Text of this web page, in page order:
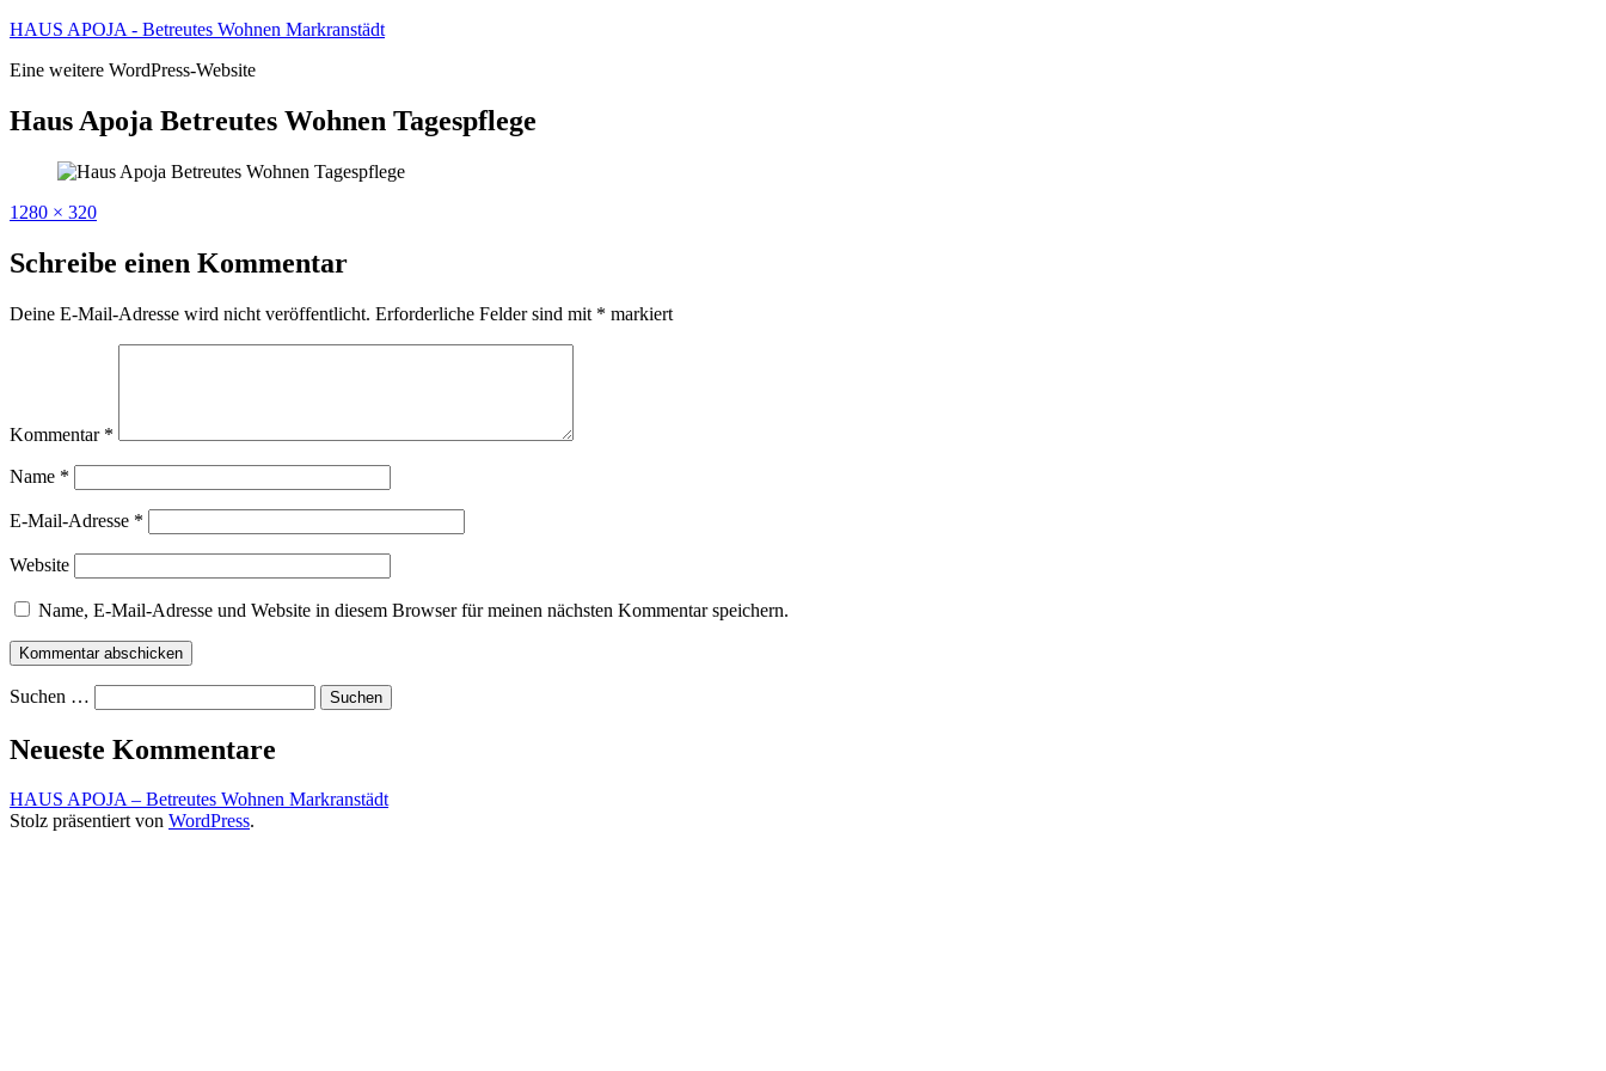
Zum
springen
HAUS APOJA - Betreutes Wohnen Markranstädt
Eine weitere WordPress-Website
Haus Apoja Betreutes Wohnen Tagespflege
Originalgröße
1280 × 320
Schreibe einen Kommentar
Deine E-Mail-Adresse wird nicht veröffentlicht. Erforderliche Felder sind mit * markiert
Kommentar *
Name *
E-Mail-Adresse *
Website
Name, E-Mail-Adresse und Website in diesem Browser für meinen nächsten Kommentar speichern.
Suchen …
Neueste Kommentare
HAUS APOJA – Betreutes Wohnen Markranstädt
Stolz präsentiert von WordPress.